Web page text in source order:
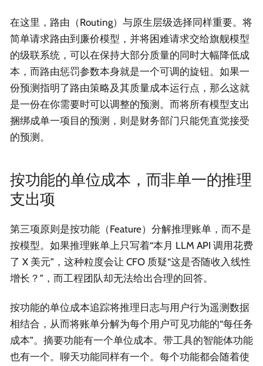
在这里，路由（Routing）与原生层级选择同样重要。将
简单请求路由到廉价模型，并将困难请求交给旗舰模型
的级联系统，可以在保持大部分质量的同时大幅降低成
本，而路由惩罚参数本身就是一个可调的旋钮。如果一
份预测指明了路由策略及其质量成本运行点，那么这就
是一份在你需要时可以调整的预测。而将所有模型支出
捆绑成单一项目的预测，则是财务部门只能凭直觉接受
的预测。
按功能的单位成本，而非单一的推理
支出项
第三项原则是按功能（Feature）分解推理账单，而不是
按模型。如果推理账单上只写着“本月 LLM API 调用花费
了 X 美元”，这种粒度会让 CFO 质疑“这是否随收入线性
增长？”，而工程团队却无法给出合理的回答。
按功能的单位成本追踪将推理日志与用户行为遥测数据
相结合，从而将账单分解为每个用户可见功能的“每任务
成本”。摘要功能有一个单位成本。带工具的智能体功能
也有一个。聊天功能同样有一个。每个功能都会随着使